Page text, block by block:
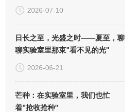
2026-07-10
日长之至，光盛之时——夏至，聊
聊实验室里那束"看不见的光"
2026-06-21
芒种：在实验室里，我们也忙
着"抢收抢种"